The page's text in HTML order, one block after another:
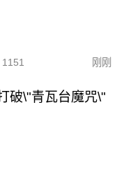
1151 刚刚
破\"青瓦台魔咒\"